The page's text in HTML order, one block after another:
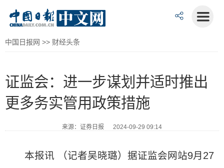
中国日报网 >> 财经头条
证监会：进一步谋划并适时推出
更多务实管用政策措施
来源：证券日报 2024-09-29 09:14
本报讯 （记者吴晓璐）据证监会网站9月27